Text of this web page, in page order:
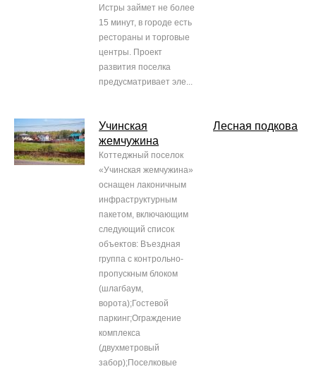
Истры займет не более
15 минут, в городе есть
рестораны и торговые
центры. Проект
развития поселка
предусматривает эле...
Учинская
жемчужина
Коттеджный поселок
«Учинская жемчужина»
оснащен лаконичным
инфраструктурным
пакетом, включающим
следующий список
объектов: Въездная
группа с контрольно-
пропускным блоком
(шлагбаум,
ворота);Гостевой
паркинг;Ограждение
комплекса
(двухметровый
забор);Поселковые
Лесная подкова